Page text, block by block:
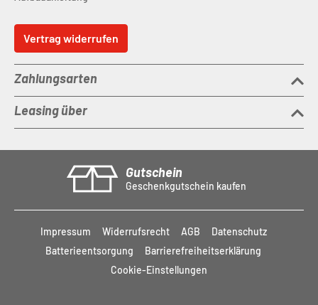
Vertrag widerrufen
Zahlungsarten
Leasing über
Gutschein
Geschenkgutschein kaufen
Impressum Widerrufsrecht AGB
Datenschutz
Batterieentsorgung
Barrierefreiheitserklärung
Cookie-Einstellungen